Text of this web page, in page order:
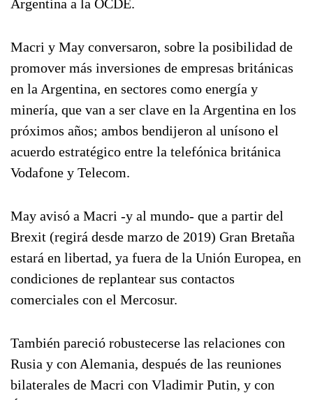
Argentina a la OCDE.
Macri y May conversaron, sobre la posibilidad de
promover más inversiones de empresas británicas
en la Argentina, en sectores como energía y
minería, que van a ser clave en la Argentina en los
próximos años; ambos bendijeron al unísono el
acuerdo estratégico entre la telefónica británica
Vodafone y Telecom.
May avisó a Macri -y al mundo- que a partir del
Brexit (regirá desde marzo de 2019) Gran Bretaña
estará en libertad, ya fuera de la Unión Europea, en
condiciones de replantear sus contactos
comerciales con el Mercosur.
También pareció robustecerse las relaciones con
Rusia y con Alemania, después de las reuniones
bilaterales de Macri con Vladimir Putin, y con